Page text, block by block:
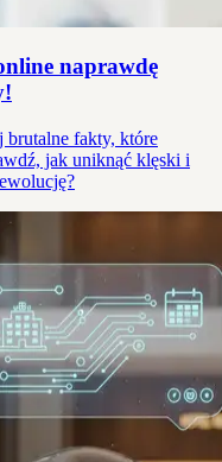
naprawdę
brutalne fakty, które
jak uniknąć klęski i